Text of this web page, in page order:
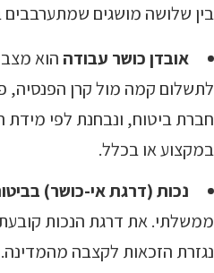
בין שלושה מושגים שמתערבבים
אובדן כושר עבודה הוא מצב
לתשלום קמה מול קרן הפנסיה,
חברת ביטוח, ונבחנת לפי מידת
במקצוע או בכלל.
נכות (דרגת אי-כושר)
ממשלתי. את דרגת הנכות
נגזרת הזכאות לקצבה